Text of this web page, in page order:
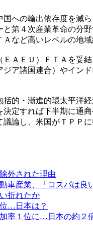
への輸出依存度を減
第４次産業革命の分
など高いレベルの地
ＡＥＵ）ＦＴＡを妥
ア諸国連合）やイン
的・漸進的環太平洋
定すれば下半期に通
論し、米国がＴＰＰ
外された理由
車産業、「コスパは良
折れたか
…日本は？
率１位に…日本の約２